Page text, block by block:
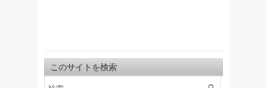
このサイトを検索